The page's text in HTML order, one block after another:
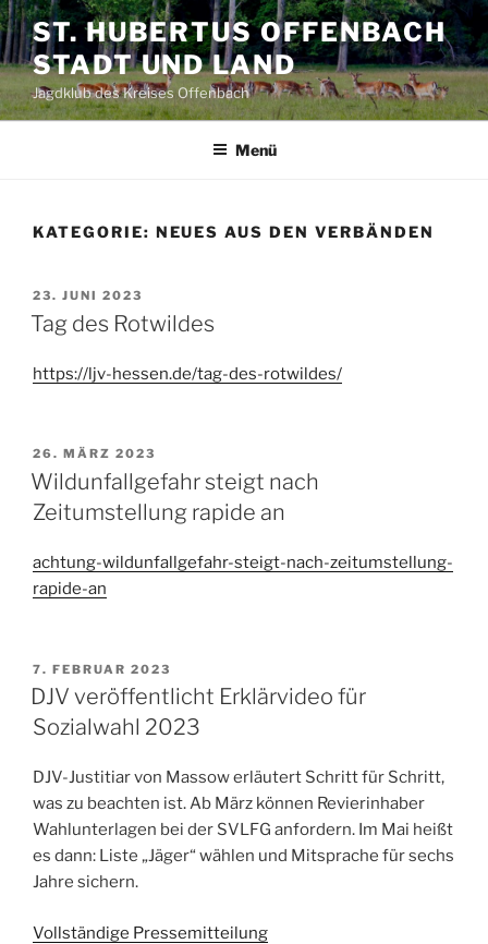
Zum
Inhalt
springen
ST. HUBERTUS OFFENBACH
STADT UND LAND
Jagdklub des Kreises Offenbach
Menü
KATEGORIE: NEUES AUS DEN VERBÄNDEN
VERÖFFENTLICHT
AM
23. JUNI 2023
Tag des Rotwildes
https://ljv-hessen.de/tag-des-rotwildes/
VERÖFFENTLICHT
AM
26. MÄRZ 2023
Wildunfallgefahr steigt nach
Zeitumstellung rapide an
achtung-wildunfallgefahr-steigt-nach-zeitumstellung-
rapide-an
VERÖFFENTLICHT
AM
7. FEBRUAR 2023
DJV veröffentlicht Erklärvideo für
Sozialwahl 2023
DJV-Justitiar von Massow erläutert Schritt für Schritt,
was zu beachten ist. Ab März können Revierinhaber
Wahlunterlagen bei der SVLFG anfordern. Im Mai heißt
es dann: Liste „Jäger“ wählen und Mitsprache für sechs
Jahre sichern.
Vollständige Pressemitteilung